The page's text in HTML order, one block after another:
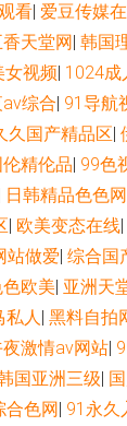
www抠逼 日韩综
视频91 超碰97免
妖伪娘专区 51国产
aa在线 亚洲女人含
拍亚洲色 大香蕉资
超碰视97 久草超碰
黄色网页 国产一区
看| 爱豆传媒
天堂网| 韩国
女视频| 1024成
综合| 91导航
久国产精品区|
伦精伦品| 99色
日韩精品色色网
| 欧美变态在线|
站做爱| 综合国
欧美| 亚洲天
私人| 黑料自拍
激情av网站|
国亚洲三级|
合色网| 91永久